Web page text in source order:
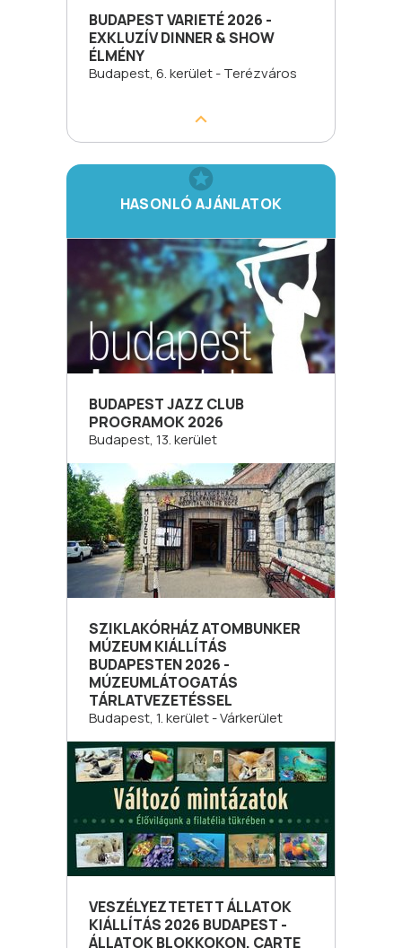
BUDAPEST VARIETÉ 2026 -
EXKLUZÍV DINNER & SHOW
ÉLMÉNY
Budapest, 6. kerület - Terézváros
HASONLÓ AJÁNLATOK
BUDAPEST JAZZ CLUB
PROGRAMOK 2026
Budapest, 13. kerület
SZIKLAKÓRHÁZ ATOMBUNKER
MÚZEUM KIÁLLÍTÁS
BUDAPESTEN 2026 -
MÚZEUMLÁTOGATÁS
TÁRLATVEZETÉSSEL
Budapest, 1. kerület - Várkerület
VESZÉLYEZTETETT ÁLLATOK
KIÁLLÍTÁS 2026 BUDAPEST -
ÁLLATOK BLOKKOKON, CARTE